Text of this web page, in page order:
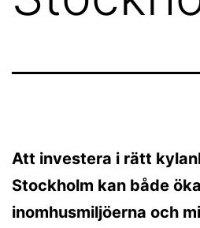
Att investera i rätt
Stockholm kan både
inomhusmiljöerna och